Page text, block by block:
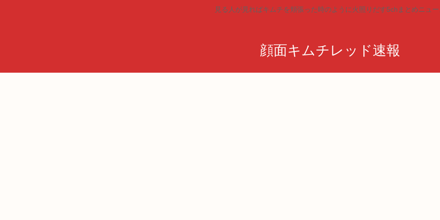
見る人が見ればキムチを頬張った時のように火照りだす5chまとめニュ
顔面キムチレッド速報